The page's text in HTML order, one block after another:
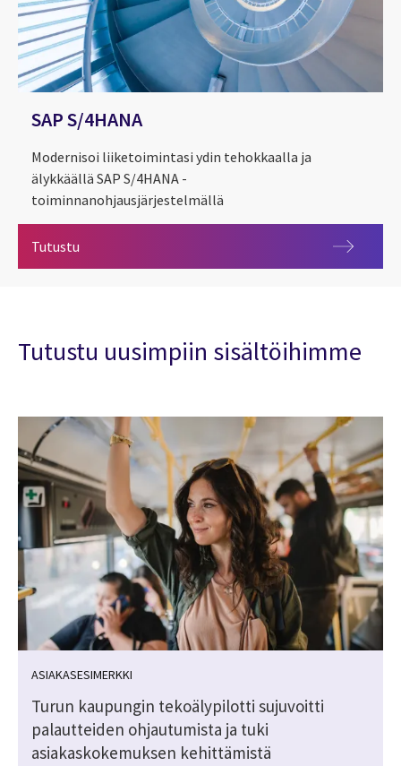
SAP S/4HANA
Modernisoi liiketoimintasi ydin tehokkaalla ja
älykkäällä SAP S/4HANA -
toiminnanohjausjärjestelmällä
Tutustu
Tutustu uusimpiin sisältöihimme
ASIAKASESIMERKKI
Turun kaupungin tekoälypilotti sujuvoitti
palautteiden ohjautumista ja tuki
asiakaskokemuksen kehittämistä